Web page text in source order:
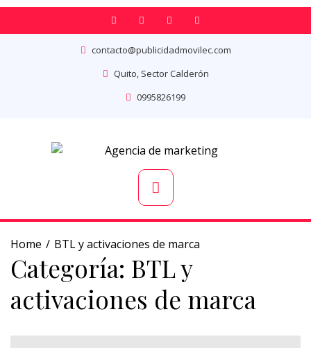
contacto@publicidadmovilec.com
Quito, Sector Calderón
0995826199
Home BTL y activaciones de marca
Categoría: BTL y
activaciones de marca